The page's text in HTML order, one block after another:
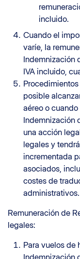
incluido.
Cuando el
varíe, la
Indemnización
IVA incluido,
posible
aéreo o
Indemnización
una acción
legales y
incrementada
asociados,
costes de
administrativos.
Remuneración de
legales:
Para vuelos de
Indemnización